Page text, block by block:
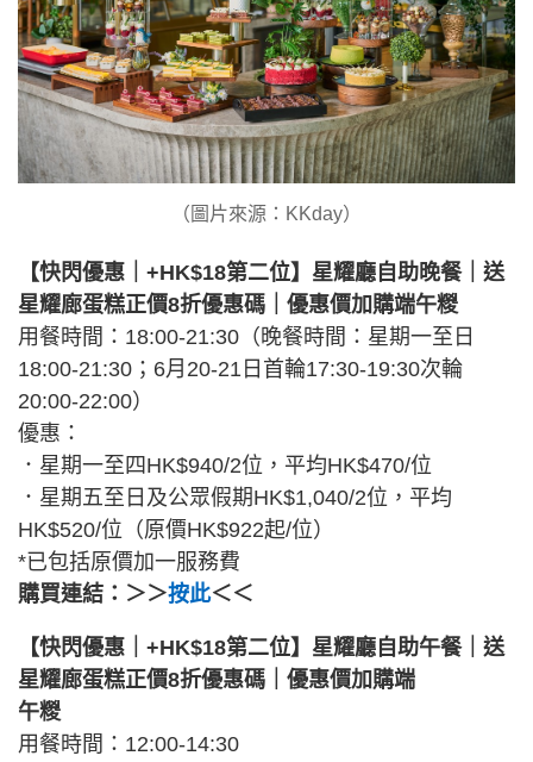
（圖片來源：KKday）
【快閃優惠｜+HK$18第二位】星耀廳自助晚餐｜送
星耀廊蛋糕正價8折優惠碼｜優惠價加購端午糉
用餐時間：18:00-21:30（晚餐時間：星期一至日
18:00-21:30；6月20-21日首輪17:30-19:30次輪
20:00-22:00）
優惠：
．星期一至四HK$940/2位，平均HK$470/位
．星期五至日及公眾假期HK$1,040/2位，平均
HK$520/位（原價HK$922起/位）
*已包括原價加一服務費
購買連結：＞＞按此＜＜
【快閃優惠｜+HK$18第二位】星耀廳自助午餐｜送
星耀廊蛋糕正價8折優惠碼｜優惠價加購端
午糉
用餐時間：12:00-14:30